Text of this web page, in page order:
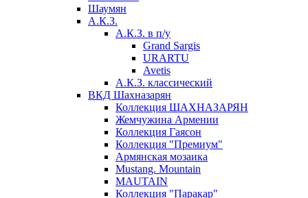
Шаумян
А.К.З.
А.К.З. в п/у
Grand Sargis
URARTU
Avetis
А.К.З. классический
ВКД Шахназарян
Коллекция ШАХНАЗАРЯН
Жемчужина Армении
Коллекция Гаясон
Коллекция "Премиум"
Армянская мозаика
Mustang. Mountain
MAUTAIN
Коллекция "Паракар"